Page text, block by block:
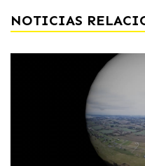
NOTICIAS